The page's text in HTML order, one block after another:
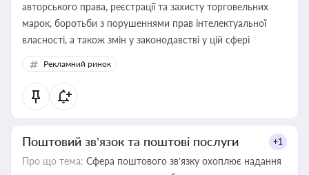
авторського права, реєстрації та захисту торговельних
марок, боротьби з порушеннями прав інтелектуальної
власності, а також змін у законодавстві у цій сфері
Рекламний ринок
Поштовий зв’язок та поштові послуги +1
Про що тема: Сфера поштового зв’язку охоплює надання